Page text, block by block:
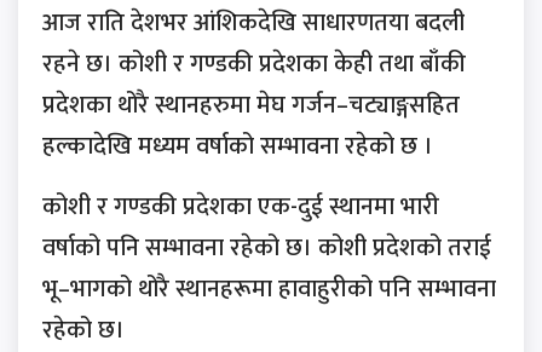
आज राति देशभर आंशिकदेखि साधारणतया बदली
रहने छ। कोशी र गण्डकी प्रदेशका केही तथा बाँकी
प्रदेशका थोरै स्थानहरुमा मेघ गर्जन–चट्याङ्गसहित
हल्कादेखि मध्यम वर्षाको सम्भावना रहेको छ ।
कोशी र गण्डकी प्रदेशका एक-दुई स्थानमा भारी
वर्षाको पनि सम्भावना रहेको छ। कोशी प्रदेशको तराई
भू–भागको थोरै स्थानहरूमा हावाहुरीको पनि सम्भावना
रहेको छ।